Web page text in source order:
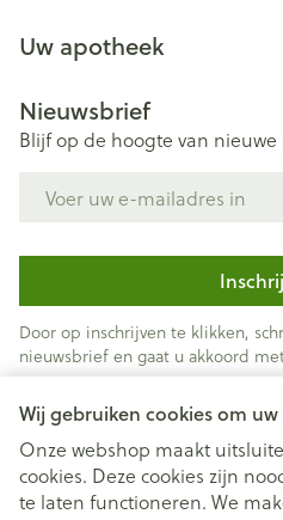
Wij gebruiken cookies om
Onze webshop maakt
cookies. Deze cookies zijn
te laten functioneren. We
Uw apotheek
Nieuwsbrief
Blijf op de hoogte van
Door op inschrijven te klikken,
nieuwsbrief en gaat u akkoord